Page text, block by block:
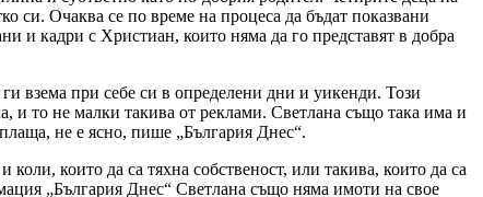
си. Очаква се по време на процеса да бъдат показвани
и кадри с Христиан, които няма да го представят в добра
взема при себе си в определени дни и уикенди. Този
и то не малки такива от реклами. Светлана също така има и
не е ясно, пише „България Днес“.
които да са тяхна собственост, или такива, които да са
„България Днес“ Светлана също няма имоти на свое